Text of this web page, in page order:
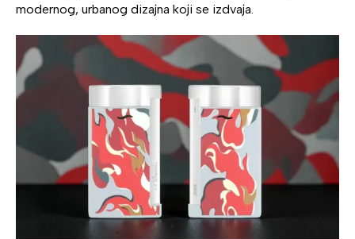
modernog, urbanog dizajna koji se izdvaja.